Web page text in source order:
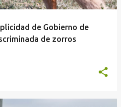
de Gobierno de
de zorros